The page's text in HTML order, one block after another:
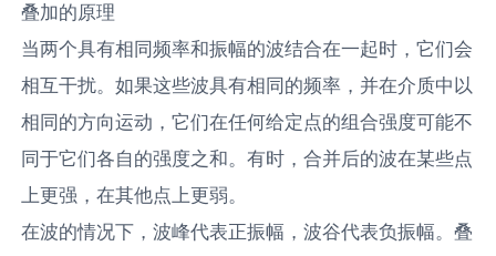
叠加的原理
当两个具有相同频率和振幅的波结合在一起时，它们会
相互干扰。如果这些波具有相同的频率，并在介质中以
相同的方向运动，它们在任何给定点的组合强度可能不
同于它们各自的强度之和。有时，合并后的波在某些点
上更强，在其他点上更弱。
在波的情况下，波峰代表正振幅，波谷代表负振幅。叠